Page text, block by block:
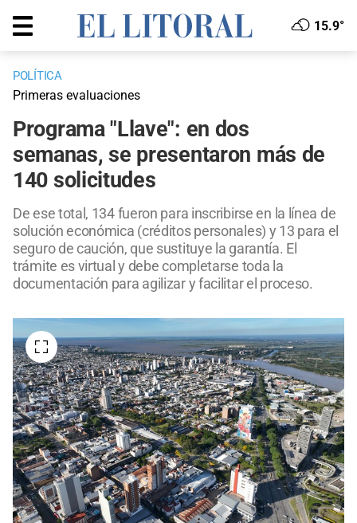
15.9°
POLÍTICA
Primeras evaluaciones
Programa "Llave": en dos
semanas, se presentaron más de
140 solicitudes
De ese total, 134 fueron para inscribirse en la línea de
solución económica (créditos personales) y 13 para el
seguro de caución, que sustituye la garantía. El
trámite es virtual y debe completarse toda la
documentación para agilizar y facilitar el proceso.